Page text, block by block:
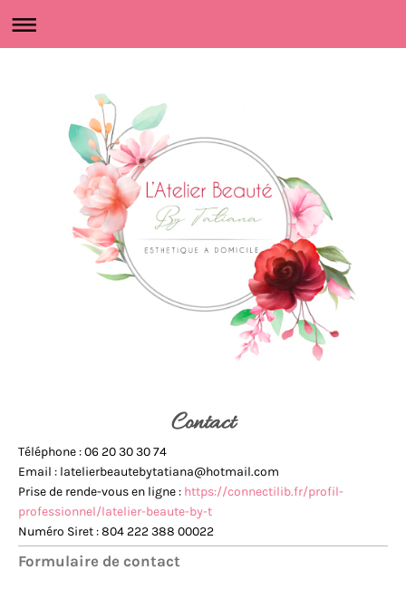
Contact
Téléphone : 06 20 30 30 74
Email : latelierbeautebytatiana@hotmail.com
Prise de rende-vous en ligne : https://connectilib.fr/profil-
professionnel/latelier-beaute-by-t
Numéro Siret : 804 222 388 00022
Formulaire de contact